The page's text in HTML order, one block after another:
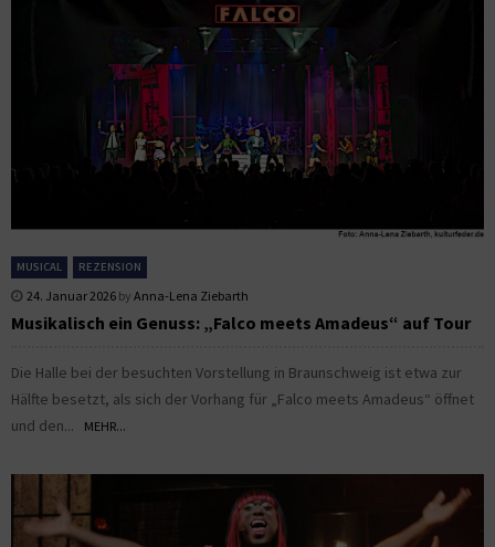
MUSICAL REZENSION
24. Januar 2026 by Anna-Lena Ziebarth
Musikalisch ein Genuss: „Falco meets Amadeus“ auf Tour
Die Halle bei der besuchten Vorstellung in Braunschweig ist etwa zur
Hälfte besetzt, als sich der Vorhang für „Falco meets Amadeus“ öffnet
und den...
MEHR...